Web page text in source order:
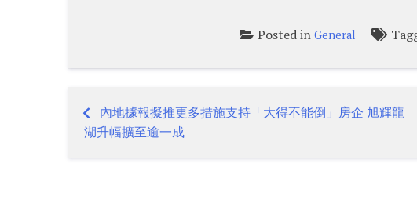
Posted inGeneral
Post
navigation
內地據報擬推更多措施支持「大得不能倒」房企 旭輝龍
湖升幅擴至逾一成